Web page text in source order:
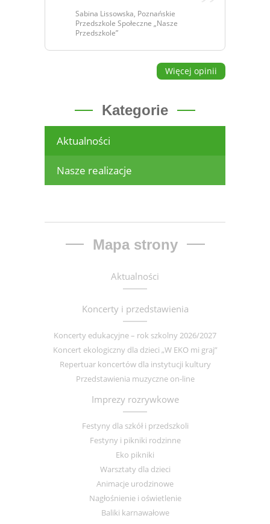
Sabina Lissowska, Poznańskie
Przedszkole Społeczne „Nasze
Przedszkole”
Więcej opinii
Kategorie
Aktualności
Nasze realizacje
Mapa strony
Aktualności
Koncerty i przedstawienia
Koncerty edukacyjne – rok szkolny 2026/2027
Koncert ekologiczny dla dzieci „W EKO mi graj”
Repertuar koncertów dla instytucji kultury
Przedstawienia muzyczne on-line
Imprezy rozrywkowe
Festyny dla szkół i przedszkoli
Festyny i pikniki rodzinne
Eko pikniki
Warsztaty dla dzieci
Animacje urodzinowe
Nagłośnienie i oświetlenie
Baliki karnawałowe